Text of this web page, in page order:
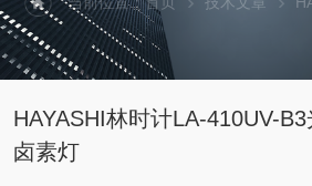
HAYASHI林时计LA-410UV-
卤素灯